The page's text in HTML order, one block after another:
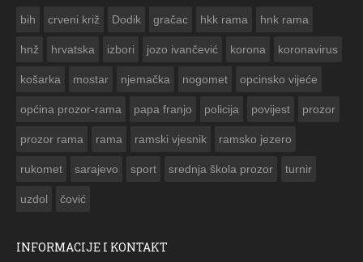
bih crveni križ Dodik gračac hkk rama hnk rama
hnž hrvatska izbori jozo ivančević korona koronavirus
košarka mostar njemačka nogomet opcinsko vijeće
općina prozor-rama papa franjo policija povijest prozor
prozor rama rama ramski vjesnik ramsko jezero
rukomet sarajevo sport srednja škola prozor turnir
uzdol čović
INFORMACIJE I KONTAKT